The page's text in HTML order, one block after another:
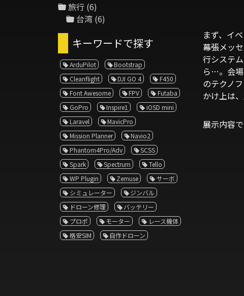
まず、イ
幕張メッ
行システ
ら…。会場
のテクノ
かけ上は
展示内容
旅行 (6)
台湾 (6)
キーワードで探す
ArduPilot
Bootstrap
Cleanflight
DJI GO 4
F450
Font Awesome
FPV
Futaba
GoPro
Inspire1
iOSD mini
Laravel
MavicPro
Mission Planner
Navio2
Phantom4Pro/Adv
SCSS
Spark
Spectrum
Tello
WP Plugin
Zemuse
サーボ
シミュレーター
ジンバル
ドローン修理
バッテリー
プロポ
モーター
レース機体
格安SIM
自作ドローン